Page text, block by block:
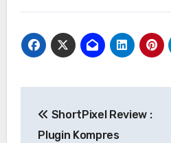
pos
ShortPixel Review :
Plugin Kompres